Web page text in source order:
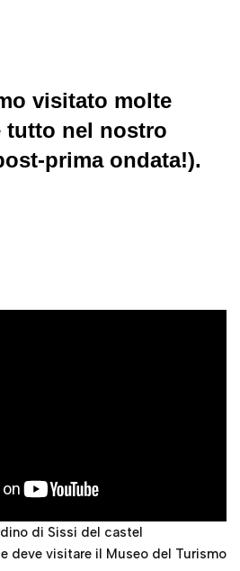
visitato molte
tutto nel nostro
prima ondata!).
di Sissi del castel
deve visitare il Museo del Turismo